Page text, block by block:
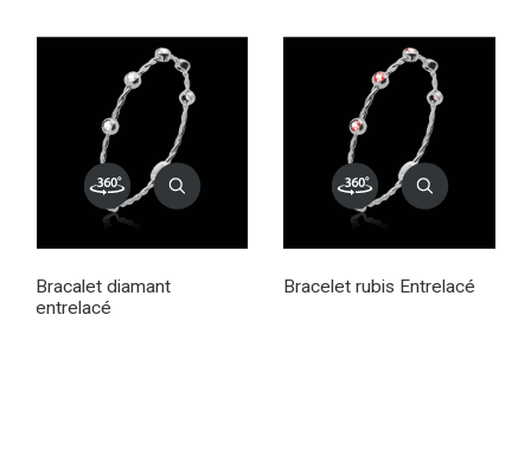
Bracalet diamant
entrelacé
Bracelet rubis Entrelacé